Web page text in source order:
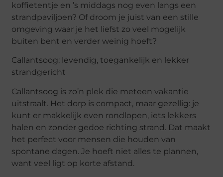
koffietentje en ’s middags nog even langs een
strandpaviljoen? Of droom je juist van een stille
omgeving waar je het liefst zo veel mogelijk
buiten bent en verder weinig hoeft?
Callantsoog: levendig, toegankelijk en lekker
strandgericht
Callantsoog is zo’n plek die meteen vakantie
uitstraalt. Het dorp is compact, maar gezellig: je
kunt er makkelijk even rondlopen, iets lekkers
halen en zonder gedoe richting strand. Dat maakt
het perfect voor mensen die houden van
spontane dagen. Je hoeft niet alles te plannen,
want veel ligt op korte afstand.